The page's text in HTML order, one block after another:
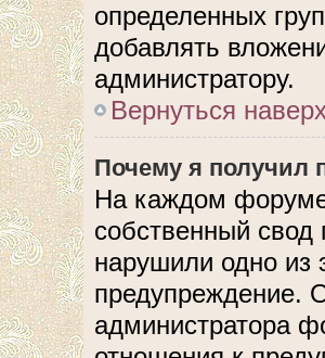
определенных
добавлять
администратору.
Вернуться
Почему я получил
На каждом
собственный
нарушили одно из
предупреждение.
администратора